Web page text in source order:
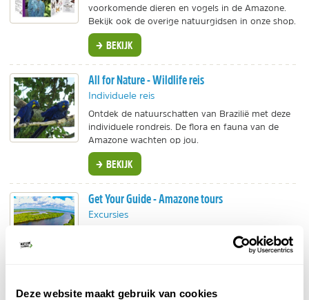
Deze website maakt gebruik van cookies
voorkomende dieren en vogels in de Amazone.
Bekijk ook de overige natuurgidsen in onze shop.
BEKIJK
All for Nature - Wildlife reis
Individuele reis
Ontdek de natuurschatten van Brazilië met deze
individuele rondreis. De flora en fauna van de
Amazone wachten op jou.
BEKIJK
Get Your Guide - Amazone tours
Excursies
trips, boomklimmen, suppen en safari's. En nog